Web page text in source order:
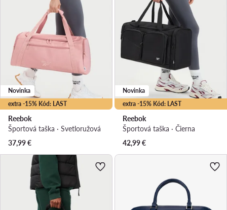
extra -15% Kód: LAST
Novinka
Reebok
Športová taška · Svetloružová
37,99€
extra -15% Kód: LAST
Novinka
Reebok
Športová taška · Čierna
42,99€